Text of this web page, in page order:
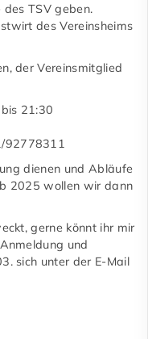
TSV geben.
des Vereinsheims
der Vereinsmitglied
21:30
92778311
dienen und Abläufe
2025 wollen wir dann
gerne könnt ihr mir
und
sich unter der E-Mail